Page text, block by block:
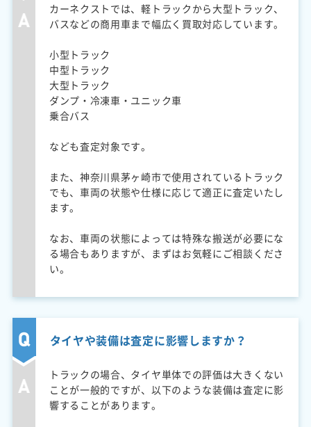
カーネクストでは、軽トラックから大型トラック、
バスなどの商用車まで幅広く買取対応しています。
小型トラック
中型トラック
大型トラック
ダンプ・冷凍車・ユニック車
乗合バス
なども査定対象です。
また、神奈川県茅ヶ崎市で使用されているトラック
でも、車両の状態や仕様に応じて適正に査定いたし
ます。
なお、車両の状態によっては特殊な搬送が必要にな
る場合もありますが、まずはお気軽にご相談くださ
い。
タイヤや装備は査定に影響しますか？
トラックの場合、タイヤ単体での評価は大きくない
ことが一般的ですが、以下のような装備は査定に影
響することがあります。